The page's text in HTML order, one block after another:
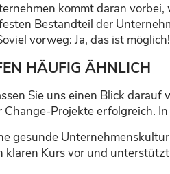
kommt daran
Bestandteil der
vorweg: Ja, das ist möglich!
HÄUFIG ÄHNLICH
Sie uns einen Blick
Projekte erfolgreich.
gesunde
klaren Kurs vor und